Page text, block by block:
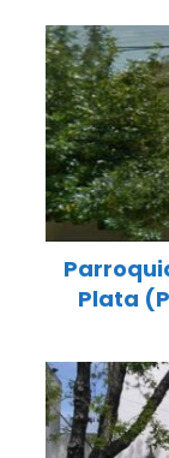
Plata